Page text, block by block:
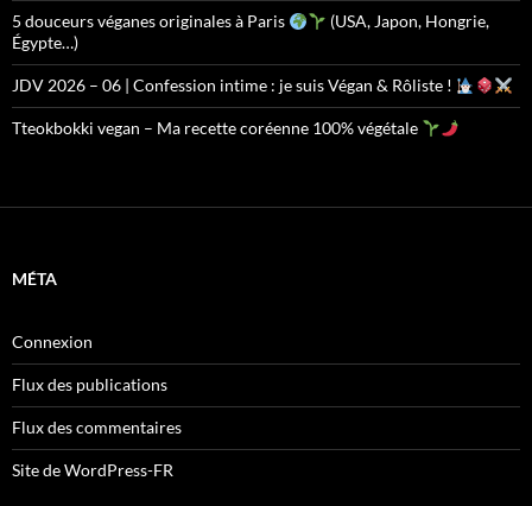
5 douceurs véganes originales à Paris
(USA, Japon, Hongrie,
Égypte…)
JDV 2026 – 06 | Confession intime : je suis Végan & Rôliste !
Tteokbokki vegan – Ma recette coréenne 100% végétale
MÉTA
Connexion
Flux des publications
Flux des commentaires
Site de WordPress-FR